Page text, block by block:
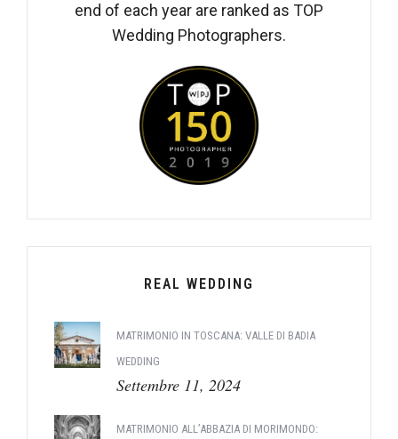
end of each year are ranked as TOP
Wedding Photographers.
REAL WEDDING
MATRIMONIO IN TOSCANA: VALLE DI BADIA
WEDDING
Settembre 11, 2024
MATRIMONIO ALL’ABBAZIA DI MORIMONDO: